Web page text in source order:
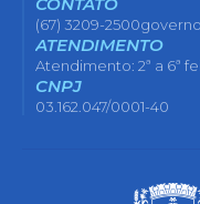
(67) 3209-2500
ATENDIMENTO
Atendimento: 2ª a 6ª
CNPJ
03.162.047/0001-40